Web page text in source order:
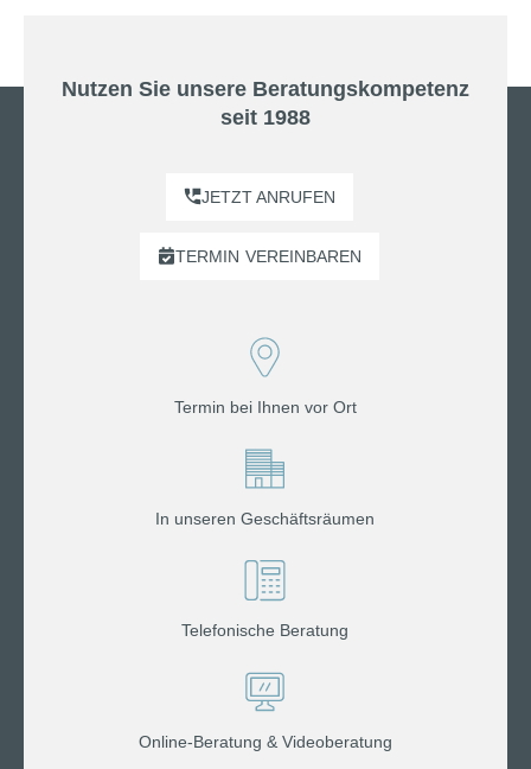
Nutzen Sie unsere Beratungskompetenz
seit 1988
JETZT ANRUFEN
TERMIN VEREINBAREN
Termin bei Ihnen vor Ort
In unseren Geschäftsräumen
Telefonische Beratung
Online-Beratung & Videoberatung